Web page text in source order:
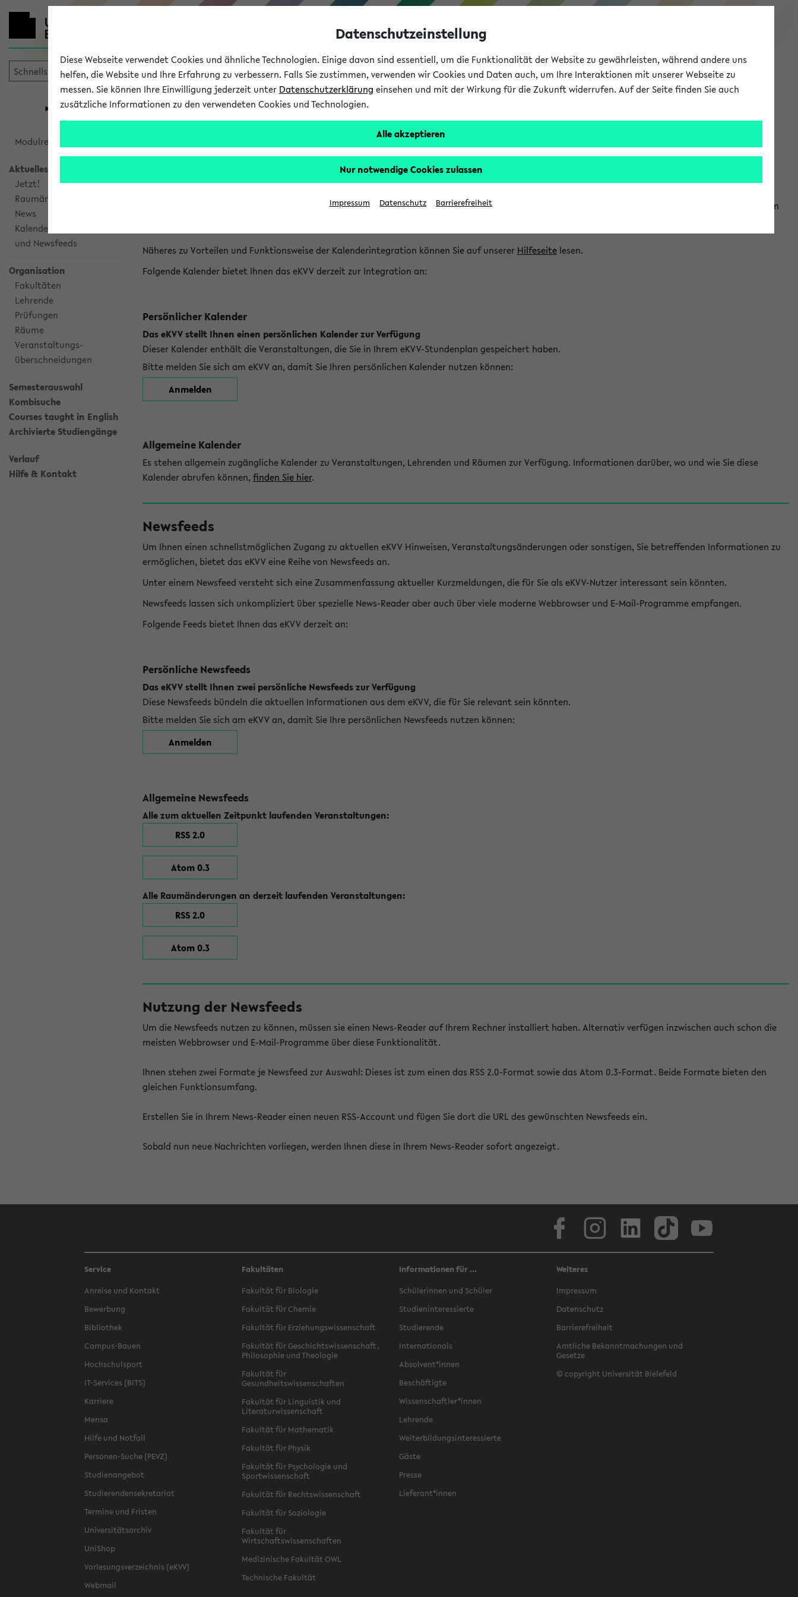
eKVV
Universität Forschung Studium
eKVV
Modulrecherche
Aktuelles
Jetzt!
Raumänderungen
News
Kalenderintegration
und Newsfeeds
Organisation
Fakultäten
Lehrende
Prüfungen
Räume
Veranstaltungs-
überschneidungen
Semesterauswahl
Kombisuche
Courses taught in English
Archivierte Studiengänge
Verlauf
Hilfe & Kontakt
Kalenderintegration und Newsfeeds
Kalenderintegration
Das eKVV bietet Ihnen die Möglichkeit, Veranstaltungstermine in eine Vielzahl von Kalenderanwendungen einzubinden. Auf diese Weise können Sie einen
Näheres zu Vorteilen und Funktionsweise der Kalenderintegration können Sie auf unserer Hilfeseite lesen.
Folgende Kalender bietet Ihnen das eKVV derzeit zur Integration an:
Persönlicher Kalender
Das eKVV stellt Ihnen einen persönlichen Kalender zur Verfügung
Dieser Kalender enthält die Veranstaltungen, die Sie in Ihrem eKVV-Stundenplan gespeichert haben.
Bitte melden Sie sich am eKVV an, damit Sie Ihren persönlichen Kalender nutzen können:
Anmelden
Allgemeine Kalender
Es stehen allgemein zugängliche Kalender zu Veranstaltungen, Lehrenden und Räumen zur Verfügung. Informationen darüber, wo und wie Sie diese
Kalender abrufen können, finden Sie hier.
Newsfeeds
Um Ihnen einen schnellstmöglichen Zugang zu aktuellen eKVV Hinweisen, Veranstaltungsänderungen oder sonstigen, Sie betreffenden Informationen zu
ermöglichen, bietet das eKVV eine Reihe von Newsfeeds an.
Unter einem Newsfeed versteht sich eine Zusammenfassung aktueller Kurzmeldungen, die für Sie als eKVV-Nutzer interessant sein könnten.
Newsfeeds lassen sich unkompliziert über spezielle News-Reader aber auch über viele moderne Webbrowser und E-Mail-Programme empfangen.
Folgende Feeds bietet Ihnen das eKVV derzeit an:
Persönliche Newsfeeds
Das eKVV stellt Ihnen zwei persönliche Newsfeeds zur Verfügung
Diese Newsfeeds bündeln die aktuellen Informationen aus dem eKVV, die für Sie relevant sein könnten.
Bitte melden Sie sich am eKVV an, damit Sie Ihre persönlichen Newsfeeds nutzen können:
Anmelden
Allgemeine Newsfeeds
Alle zum aktuellen Zeitpunkt laufenden Veranstaltungen:
RSS 2.0
Atom 0.3
Alle Raumänderungen an derzeit laufenden Veranstaltungen:
RSS 2.0
Atom 0.3
Nutzung der Newsfeeds
Um die Newsfeeds nutzen zu können, müssen sie einen News-Reader auf Ihrem Rechner installiert haben. Alternativ verfügen inzwischen auch schon die
meisten Webbrowser und E-Mail-Programme über diese Funktionalität.
Ihnen stehen zwei Formate je Newsfeed zur Auswahl: Dieses ist zum einen das RSS 2.0-Format sowie das Atom 0.3-Format. Beide Formate bieten den
gleichen Funktionsumfang.
Erstellen Sie in Ihrem News-Reader einen neuen RSS-Account und fügen Sie dort die URL des gewünschten Newsfeeds ein.
Sobald nun neue Nachrichten vorliegen, werden Ihnen diese in Ihrem News-Reader sofort angezeigt.
Service
Anreise und Kontakt
Bewerbung
Bibliothek
Campus-Bauen
Hochschulsport
IT-Services (BITS)
Karriere
Mensa
Hilfe und Notfall
Personen-Suche (PEVZ)
Studienangebot
Studierendensekretariat
Termine und Fristen
Universitätsarchiv
UniShop
Vorlesungsverzeichnis (eKVV)
Webmail
Fakultäten
Fakultät für Biologie
Fakultät für Chemie
Fakultät für Erziehungswissenschaft
Fakultät für Geschichtswissenschaft,
Philosophie und Theologie
Fakultät für
Gesundheitswissenschaften
Fakultät für Linguistik und
Literaturwissenschaft
Fakultät für Mathematik
Fakultät für Physik
Fakultät für Psychologie und
Sportwissenschaft
Fakultät für Rechtswissenschaft
Fakultät für Soziologie
Fakultät für
Wirtschaftswissenschaften
Medizinische Fakultät OWL
Technische Fakultät
Informationen für ...
Schülerinnen und Schüler
Studieninteressierte
Studierende
Internationals
Absolvent*innen
Beschäftigte
Wissenschaftler*innen
Lehrende
Weiterbildungsinteressierte
Gäste
Presse
Lieferant*innen
Weiteres
Impressum
Datenschutz
Barrierefreiheit
Amtliche Bekanntmachungen und
Gesetze
© copyright Universität Bielefeld
Datenschutzeinstellung
Diese Webseite verwendet Cookies und ähnliche Technologien. Einige davon sind essentiell, um die Funktionalität der Website zu gewährleisten, während andere uns
helfen, die Website und Ihre Erfahrung zu verbessern. Falls Sie zustimmen, verwenden wir Cookies und Daten auch, um Ihre Interaktionen mit unserer Webseite zu
messen. Sie können Ihre Einwilligung jederzeit unter Datenschutzerklärung einsehen und mit der Wirkung für die Zukunft widerrufen. Auf der Seite finden Sie auch
zusätzliche Informationen zu den verwendeten Cookies und Technologien.
Alle akzeptieren
Nur notwendige Cookies zulassen
Impressum Datenschutz Barrierefreiheit